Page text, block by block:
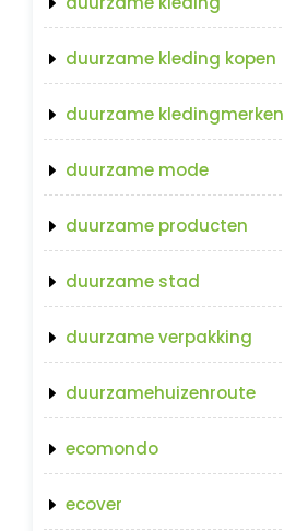
duurzame kleding kopen
duurzame kledingmerken
duurzame mode
duurzame producten
duurzame stad
duurzame verpakking
duurzamehuizenroute
ecomondo
ecover